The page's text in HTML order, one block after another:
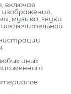
включая
музыка, звуки
иных